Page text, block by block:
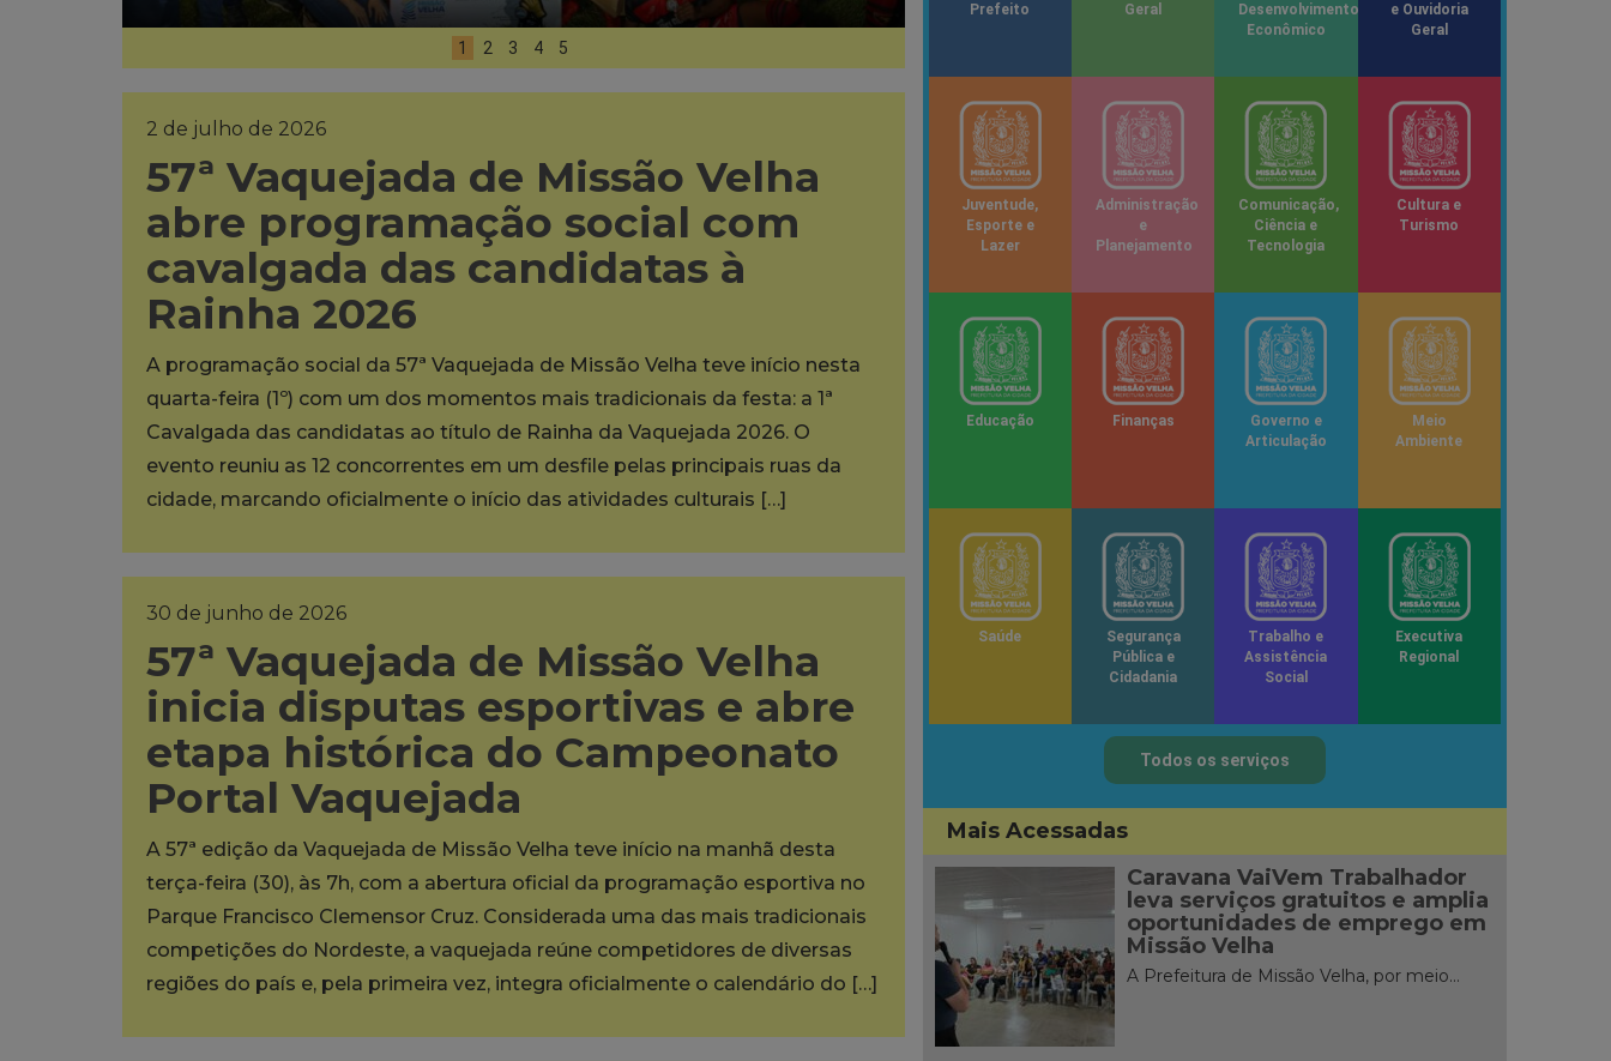
1 2 3 4 5
2 de julho de 2026
57ª Vaquejada de Missão Velha
abre programação social com
cavalgada das candidatas à
Rainha 2026
A programação social da 57ª Vaquejada de Missão Velha teve início nesta
quarta-feira (1º) com um dos momentos mais tradicionais da festa: a 1ª
Cavalgada das candidatas ao título de Rainha da Vaquejada 2026. O
evento reuniu as 12 concorrentes em um desfile pelas principais ruas da
cidade, marcando oficialmente o início das atividades culturais […]
30 de junho de 2026
57ª Vaquejada de Missão Velha
inicia disputas esportivas e abre
etapa histórica do Campeonato
Portal Vaquejada
A 57ª edição da Vaquejada de Missão Velha teve início na manhã desta
terça-feira (30), às 7h, com a abertura oficial da programação esportiva no
Parque Francisco Clemensor Cruz. Considerada uma das mais tradicionais
competições do Nordeste, a vaquejada reúne competidores de diversas
regiões do país e, pela primeira vez, integra oficialmente o calendário do […]
Prefeito
Geral
Desenvolvimento
Econômico
e Ouvidoria
Geral
Juventude,
Esporte e
Lazer
Administração
e
Planejamento
Comunicação,
Ciência e
Tecnologia
Cultura e
Turismo
Educação Finanças
Governo e
Articulação
Meio
Ambiente
Saúde
Segurança
Pública e
Cidadania
Trabalho e
Assistência
Social
Executiva
Regional
Todos os serviços
Mais Acessadas
Caravana VaiVem Trabalhador
leva serviços gratuitos e amplia
oportunidades de emprego em
Missão Velha
A Prefeitura de Missão Velha, por meio...